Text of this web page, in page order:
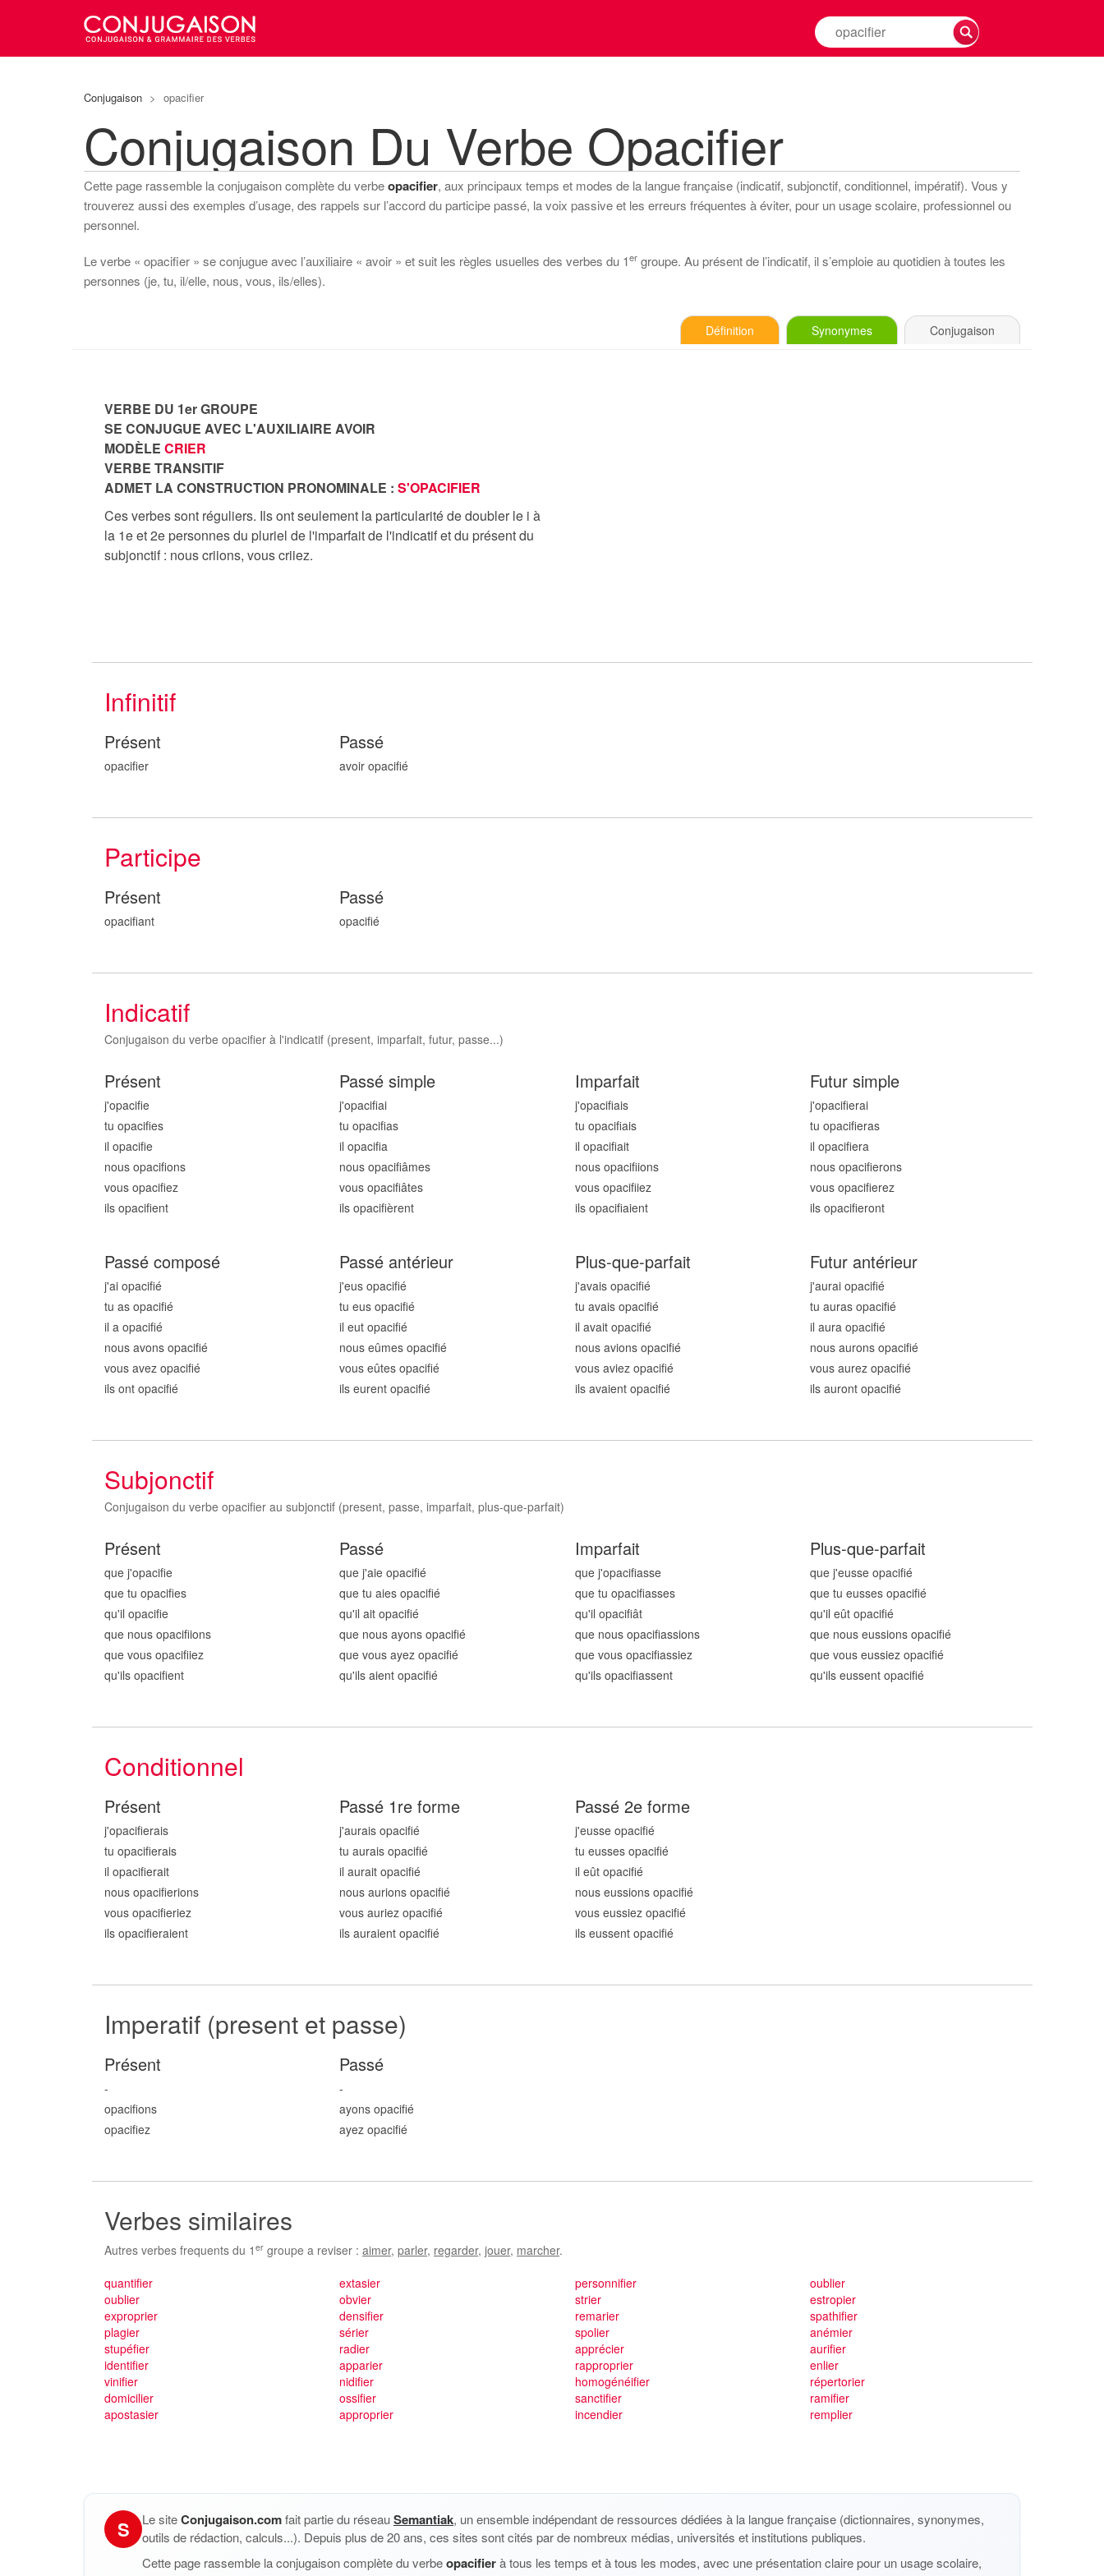
Rechercher
la
Conjugaison > opacifier
Conjugaison Du Verbe Opacifier
Cette page rassemble la conjugaison complète du verbeopacifier, aux principaux temps et modes de la langue française (indicatif, subjonctif, conditionnel, impératif). Vous y
trouverez aussi des exemples d’usage, des rappels sur l’accord du participe passé, la voix passive et les erreurs fréquentes à éviter, pour un usage scolaire, professionnel ou
personnel.
Le verbe « opacifier » se conjugue avec l’auxiliaire « avoir » et suit les règles usuelles des verbes du 1er groupe. Au présent de l’indicatif, il s’emploie au quotidien à toutes les
personnes (je, tu, il/elle, nous, vous, ils/elles).
Définition Synonymes Conjugaison
VERBE DU 1er GROUPE
SE CONJUGUE AVEC L'AUXILIAIRE AVOIR
MODÈLE CRIER
VERBE TRANSITIF
ADMET LA CONSTRUCTION PRONOMINALE : S'OPACIFIER
Ces verbes sont réguliers. Ils ont seulement la particularité de doubler le i à
la 1e et 2e personnes du pluriel de l'imparfait de l'indicatif et du présent du
subjonctif : nous criions, vous criiez.
Infinitif
Présent
opacifier
Passé
avoir opacifié
Participe
Présent
opacifiant
Passé
opacifié
Indicatif
Conjugaison du verbe opacifier à l'indicatif (present, imparfait, futur, passe...)
Présent
j'opacifie
tu opacifies
il opacifie
nous opacifions
vous opacifiez
ils opacifient
Passé simple
j'opacifiai
tu opacifias
il opacifia
nous opacifiâmes
vous opacifiâtes
ils opacifièrent
Imparfait
j'opacifiais
tu opacifiais
il opacifiait
nous opacifiions
vous opacifiiez
ils opacifiaient
Futur simple
j'opacifierai
tu opacifieras
il opacifiera
nous opacifierons
vous opacifierez
ils opacifieront
Passé composé
j'ai opacifié
tu as opacifié
il a opacifié
nous avons opacifié
vous avez opacifié
ils ont opacifié
Passé antérieur
j'eus opacifié
tu eus opacifié
il eut opacifié
nous eûmes opacifié
vous eûtes opacifié
ils eurent opacifié
Plus-que-parfait
j'avais opacifié
tu avais opacifié
il avait opacifié
nous avions opacifié
vous aviez opacifié
ils avaient opacifié
Futur antérieur
j'aurai opacifié
tu auras opacifié
il aura opacifié
nous aurons opacifié
vous aurez opacifié
ils auront opacifié
Subjonctif
Conjugaison du verbe opacifier au subjonctif (present, passe, imparfait, plus-que-parfait)
Présent
que j'opacifie
que tu opacifies
qu'il opacifie
que nous opacifiions
que vous opacifiiez
qu'ils opacifient
Passé
que j'aie opacifié
que tu aies opacifié
qu'il ait opacifié
que nous ayons opacifié
que vous ayez opacifié
qu'ils aient opacifié
Imparfait
que j'opacifiasse
que tu opacifiasses
qu'il opacifiât
que nous opacifiassions
que vous opacifiassiez
qu'ils opacifiassent
Plus-que-parfait
que j'eusse opacifié
que tu eusses opacifié
qu'il eût opacifié
que nous eussions opacifié
que vous eussiez opacifié
qu'ils eussent opacifié
Conditionnel
Présent
j'opacifierais
tu opacifierais
il opacifierait
nous opacifierions
vous opacifieriez
ils opacifieraient
Passé 1re forme
j'aurais opacifié
tu aurais opacifié
il aurait opacifié
nous aurions opacifié
vous auriez opacifié
ils auraient opacifié
Passé 2e forme
j'eusse opacifié
tu eusses opacifié
il eût opacifié
nous eussions opacifié
vous eussiez opacifié
ils eussent opacifié
Imperatif (present et passe)
Présent
-
opacifions
opacifiez
Passé
-
ayons opacifié
ayez opacifié
Verbes similaires
Autres verbes frequents du 1 er groupe a reviser : aimer, parler, regarder, jouer, marcher.
quantifier
oublier
exproprier
plagier
stupéfier
identifier
vinifier
domicilier
apostasier
extasier
obvier
densifier
sérier
radier
apparier
nidifier
ossifier
approprier
personnifier
strier
remarier
spolier
apprécier
rapproprier
homogénéifier
sanctifier
incendier
oublier
estropier
spathifier
anémier
aurifier
enlier
répertorier
ramifier
remplier
S Le siteConjugaison.comfait partie du réseauSemantiak, un ensemble indépendant de ressources dédiées à la langue française (dictionnaires, synonymes,
outils de rédaction, calculs...). Depuis plus de 20 ans, ces sites sont cités par de nombreux médias, universités et institutions publiques.
Cette page rassemble la conjugaison complète du verbeopacifierà tous les temps et à tous les modes, avec une présentation claire pour un usage scolaire,